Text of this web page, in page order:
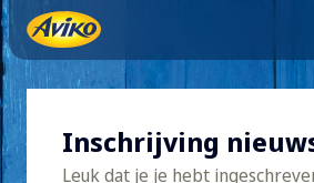
Inschrijving
Leuk dat je je hebt